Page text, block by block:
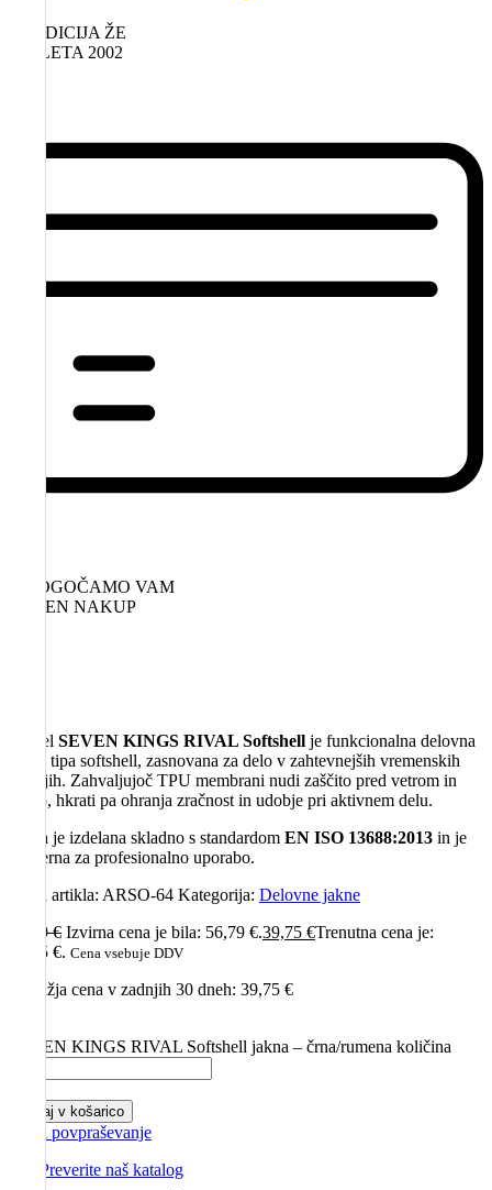
TRADICIJA ŽE
OD LETA 2002
OMOGOČAMO VAM
VAREN NAKUP
Model SEVEN KINGS RIVAL Softshell je funkcionalna delovna
jakna tipa softshell, zasnovana za delo v zahtevnejših vremenskih
pogojih. Zahvaljujoč TPU membrani nudi zaščito pred vetrom in
vlago, hkrati pa ohranja zračnost in udobje pri aktivnem delu.
Jakna je izdelana skladno s standardom EN ISO 13688:2013 in je
primerna za profesionalno uporabo.
Koda artikla: ARSO-64 Kategorija: Delovne jakne
56,79€ Izvirna cena je bila: 56,79 €.39,75 €Trenutna cena je:
39,75 €. Cena vsebuje DDV
Najnižja cena v zadnjih 30 dneh: 39,75 €
SEVEN KINGS RIVAL Softshell jakna – črna/rumena količina
Dodaj v košarico
Pošlji povpraševanje
Preverite naš katalog